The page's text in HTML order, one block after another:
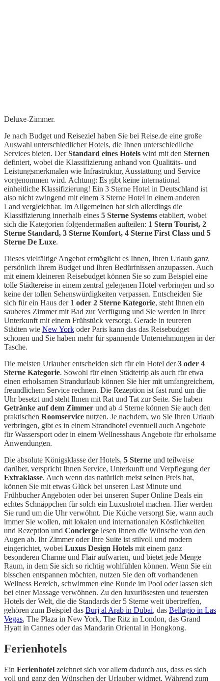
Deluxe-Zimmer.
Je nach Budget und Reiseziel haben Sie bei Reise.de eine große
Auswahl unterschiedlicher Hotels, die Ihnen unterschiedliche
Services bieten. DerStandard eines Hotels wird mit den Sternen
definiert, wobei die Klassifizierung anhand von Qualitäts- und
Leistungsmerkmalen wie Infrastruktur, Ausstattung und Service
vorgenommen wird. Achtung: Es gibt keine international
einheitliche Klassifizierung! Ein 3 Sterne Hotel in Deutschland ist
also nicht zwingend mit einem 3 Sterne Hotel in einem anderen
Land vergleichbar. Im Allgemeinen hat sich allerdings die
Klassifizierung innerhalb eines 5 Sterne Systems etabliert, wobei
sich die Kategorien folgendermaßen aufteilen: 1 Stern Tourist, 2
Sterne Standard, 3 Sterne Komfort, 4 Sterne First Class und 5
Sterne De Luxe.
Dieses vielfältige Angebot ermöglicht es Ihnen, Ihren Urlaub ganz
persönlich Ihrem Budget und Ihren Bedürfnissen anzupassen. Auch
mit einem kleineren Reisebudget können Sie so zum Beispiel eine
tolle Städtereise in einem zentral gelegenen Hotel verbringen und so
keine der tollen Sehenswürdigkeiten verpassen. Entscheiden Sie
sich für ein Haus der 1 oder 2 Sterne Kategorie, steht Ihnen ein
sauberes Zimmer mit Bad zur Verfügung und Sie werden in Ihrer
Unterkunft mit einem Frühstück versorgt. Gerade in teureren
Städten wie New York oder Paris kann das das Reisebudget
schonen und Sie haben mehr für spannende Unternehmungen in der
Tasche.
Die meisten Urlauber entscheiden sich für ein Hotel der3 oder 4
Sterne Kategorie. Sowohl für einen Städtetrip als auch für etwa
einen erholsamen Strandurlaub können Sie hier mit umfangreichem,
freundlichem Service rechnen. Die Rezeption ist fast rund um die
Uhr besetzt und steht Ihnen mit Rat und Tat zur Seite. Sie haben
Getränke auf dem Zimmer und ab 4 Sterne können Sie auch den
praktischen Roomservice nutzen. Je nachdem, wo Sie Ihren Urlaub
verbringen, gibt es in einem Strandhotel eventuell auch Angebote
für Wassersport oder in einem Wellnesshaus Angebote für erholsame
Anwendungen.
Die absolute Königsklasse der Hotels, 5 Sterne und teilweise
darüber, verspricht Ihnen Service, Unterkunft und Verpflegung der
Extraklasse. Auch wenn das natürlich meist seinen Preis hat,
können Sie mit etwas Glück bei unseren Last Minute und
Frühbucher Angeboten oder bei unseren Super Online Deals ein
echtes Schnäppchen für solch ein Luxushotel machen. Hier werden
Sie rund um die Uhr verwöhnt. Die Küche versorgt Sie, wann auch
immer Sie wollen, mit lokalen und internationalen Köstlichkeiten
und Rezeption und Concierge lesen Ihnen die Wünsche von den
Augen ab. Ihr Zimmer oder Ihre Suite ist stilvoll und modern
eingerichtet, wobei Luxus Design Hotels mit einem ganz
besonderen Charme und Flair aufwarten, und bietet jede Menge
Raum, in dem Sie sich so richtig wohlfühlen können. Wenn Sie ein
bisschen entspannen möchten, nutzen Sie den oft vorhandenen
Wellness Bereich, schwimmen eine Runde im Pool oder lassen sich
bei einer Massage verwöhnen. Zu den luxuriösesten und teuersten
Hotels der Welt, die die Standards der 5 Sterne weit übertreffen,
gehören zum Beispiel das Burj al Arab in Dubai, das Bellagio in Las
Vegas, The Plaza in New York, The Ritz in London, das Grand
Hyatt in Cannes oder das Mandarin Oriental in Hongkong.
Ferienhotels
Ein Ferienhotel zeichnet sich vor allem dadurch aus, dass es sich
voll und ganz den Wünschen der Urlauber widmet. Während zum